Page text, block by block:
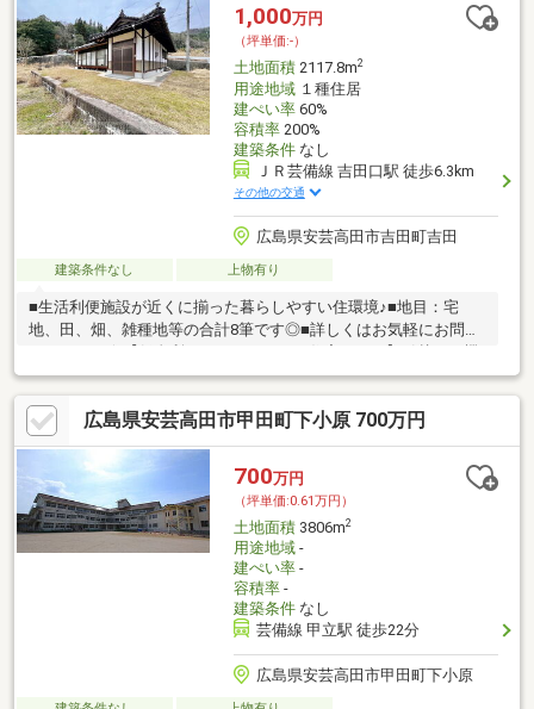
1,000万円
（坪単価:-）
土地面積2117.8m2
用途地域１種住居
建ぺい率60%
容積率200%
建築条件なし
ＪＲ芸備線 吉田口駅 徒歩6.3km
その他の交通
広島県安芸高田市吉田町吉田
建築条件なし 上物有り
■生活利便施設が近くに揃った暮らしやすい住環境♪■地目：宅
地、田、畑、雑種地等の合計8筆です◎■詳しくはお気軽にお問合
せください☆【低金利で一つにまとめる住宅ローン】引越しを機
に家電費用も住宅ローンに組入可能☆頭金・諸費用のない方でも
まずはご相談ください♪車等の個人ローンも一本化して月々支払い
を減額☆◇◆西洋トラスト株式会社◆◇・住宅ローンに不安があ
る方、一度断られた方、お気軽にご相談ください・ご自宅までの
送迎いたします。事前にご連絡下さい・他社で掲載されている物
件情報もまとめて資料をお送りします・是非一度条件をお聞かせ
ください♪
広島県安芸高田市甲田町下小原 700万円
700万円
（坪単価:0.61万円）
土地面積3806m2
用途地域-
建ぺい率-
容積率-
建築条件なし
芸備線 甲立駅 徒歩22分
広島県安芸高田市甲田町下小原